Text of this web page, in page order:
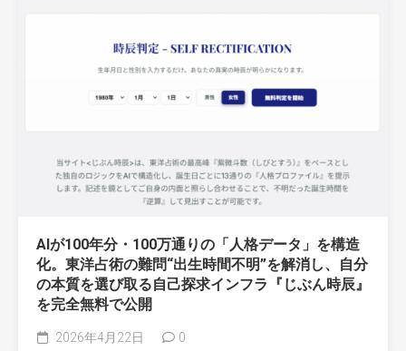
AIが100年分・100万通りの「人格データ」を構造
化。東洋占術の難問“出生時間不明”を解消し、自分
の本質を選び取る自己探求インフラ『じぶん時辰』
を完全無料で公開
2026年4月22日 0